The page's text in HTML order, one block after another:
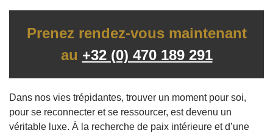
Prenez rendez-vous maintenant
au +32 (0) 470 189 291
Dans nos vies trépidantes, trouver un moment pour soi,
pour se reconnecter et se ressourcer, est devenu un
véritable luxe. À la recherche de paix intérieure et d’une